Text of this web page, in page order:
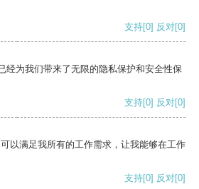
支持[0] 反对[0]
经为我们带来了无限的隐私保护和安全性保
支持[0] 反对[0]
以满足我所有的工作需求，让我能够在工作
支持[0] 反对[0]